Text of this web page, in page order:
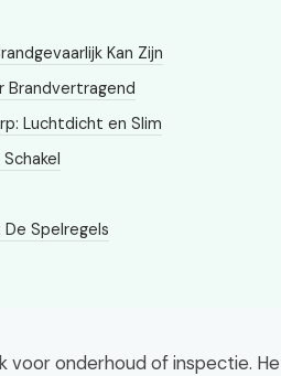
Kan Zijn
Brandvertragend
Luchtdicht en Slim
Spelregels
voor onderhoud of inspectie.